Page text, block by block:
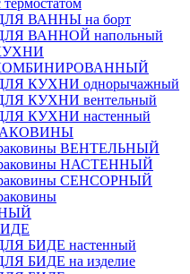
ВАННЫ на борт
ВАННОЙ напольный
КУХНИ однорычажный
КУХНИ вентельный
КУХНИ настенный
раковины ВЕНТЕЛЬНЫЙ
раковины НАСТЕННЫЙ
раковины СЕНСОРНЫЙ
БИДЕ настенный
БИДЕ на изделие